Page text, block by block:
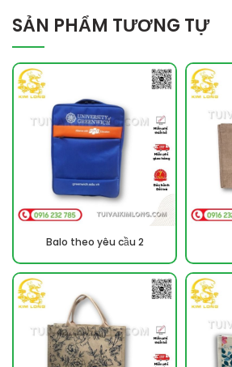
SẢN PHẨM TƯƠNG TỰ
Balo theo yêu cầu 2